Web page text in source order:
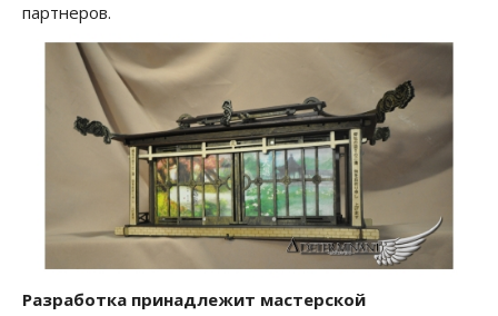
партнеров.
Разработка принадлежит мастерской